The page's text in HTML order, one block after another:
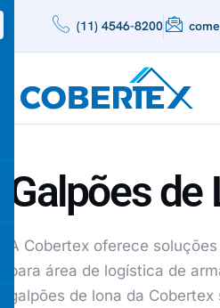
(11) 4546-8200
Galpões de
A Cobertex oferece
para área de logística de
galpões de lona da